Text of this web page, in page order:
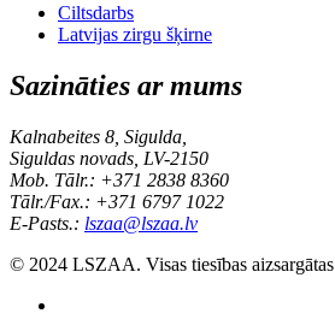
Ciltsdarbs
Latvijas zirgu šķirne
Sazināties ar mums
Kalnabeites 8, Sigulda,
Siguldas novads, LV-2150
Mob. Tālr.: +371 2838 8360
Tālr./Fax.: +371 6797 1022
E-Pasts.: lszaa@lszaa.lv
© 2024 LSZAA. Visas tiesības aizsargātas